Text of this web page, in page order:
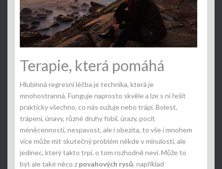
Terapie, která pomáhá
Hlubinná regresní léčba je technika, která je
mnohostranná. Funguje naprosto skvěle a lze s ní řešit
prakticky všechno, co nás sužuje nebo trápí. Bolest,
trápení, únavy, různé druhy fobií, úrazy, pocit
méněcennosti, nespavost, ale i obezita, to vše i mnohem
více může mít skutečný problém někde v minulosti, ale
jedinec, který takto trpí, o tom rozhodně neví. Může to
být ale také něco z povahových rysů, například